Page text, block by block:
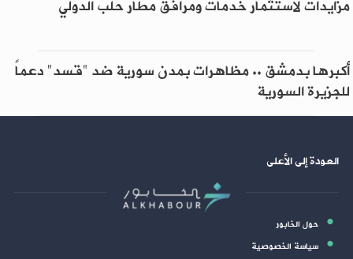
مزايدات لاستثمار خدمات ومرافق مطار حلب الدولي
أكبرها بدمشق .. مظاهرات بمدن سورية ضد "قسد" دعماً
للجزيرة السورية
العودة إلى الأعلى
حول الخابور
سياسة الخصوصية